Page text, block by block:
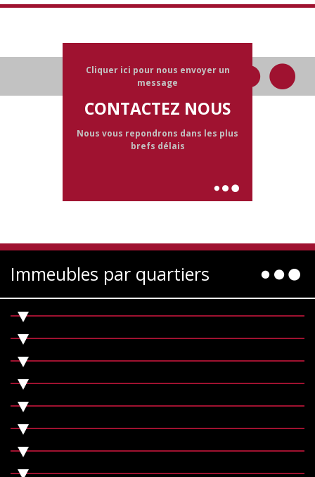
Cliquer ici pour nous envoyer un
message
CONTACTEZ NOUS
Nous vous repondrons dans les plus
brefs délais
Immeubles par quartiers